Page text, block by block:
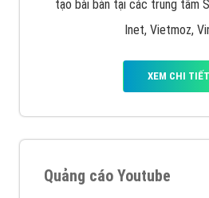
tạo bài bản tại các trung tâm
Inet, Vietmoz,
XEM CHI TIẾT
Quảng cáo Youtube